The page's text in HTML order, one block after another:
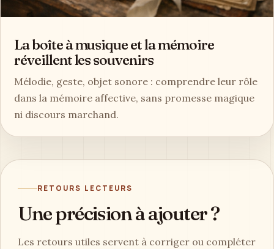
La boîte à musique et la mémoire
réveillent les souvenirs
Mélodie, geste, objet sonore : comprendre leur rôle
dans la mémoire affective, sans promesse magique
ni discours marchand.
RETOURS LECTEURS
Une précision à ajouter ?
Les retours utiles servent à corriger ou compléter